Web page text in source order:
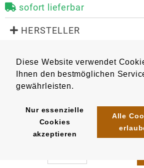
Diese Website verwendet
Ihnen den bestmöglichen
gewährleisten.
Nur essenzielle
Cookies
akzeptieren
Alle
sofort lieferbar
HERSTELLER
Hersteller
Reemtsma Cigarettenfabriken
Behringstr. 122A
service@reemtsma.de
https://www.reemtsma.com/
Artikel 1893 EAN/ Stück
EAN/Gebinde 6:
4030500029771
EAN/
© 2025 Klömpkes Heinrich Inh. Marion
vorbehalten.